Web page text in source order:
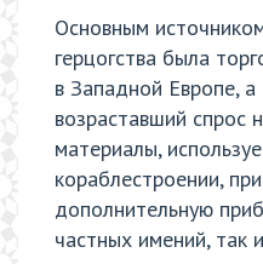
Основным
герцогства была
в Западной Европе, а
возраставший спрос
материалы,
кораблестроении,
дополнительную
частных имений, так